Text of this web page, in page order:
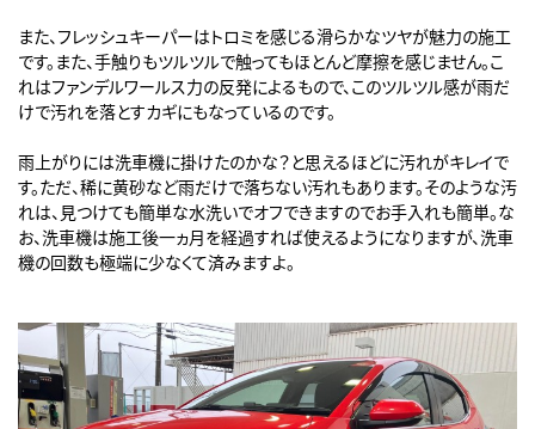
また、フレッシュキーパーはトロミを感じる滑らかなツヤが魅力の施工
です。また、手触りもツルツルで触ってもほとんど摩擦を感じません。こ
れはファンデルワールス力の反発によるもので、このツルツル感が雨だ
けで汚れを落とすカギにもなっているのです。
雨上がりには洗車機に掛けたのかな？と思えるほどに汚れがキレイで
す。ただ、稀に黄砂など雨だけで落ちない汚れもあります。そのような汚
れは、見つけても簡単な水洗いでオフできますのでお手入れも簡単。な
お、洗車機は施工後一ヵ月を経過すれば使えるようになりますが、洗車
機の回数も極端に少なくて済みますよ。